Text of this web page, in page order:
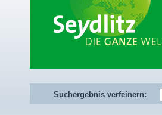
Suchergebnis verfeinern: